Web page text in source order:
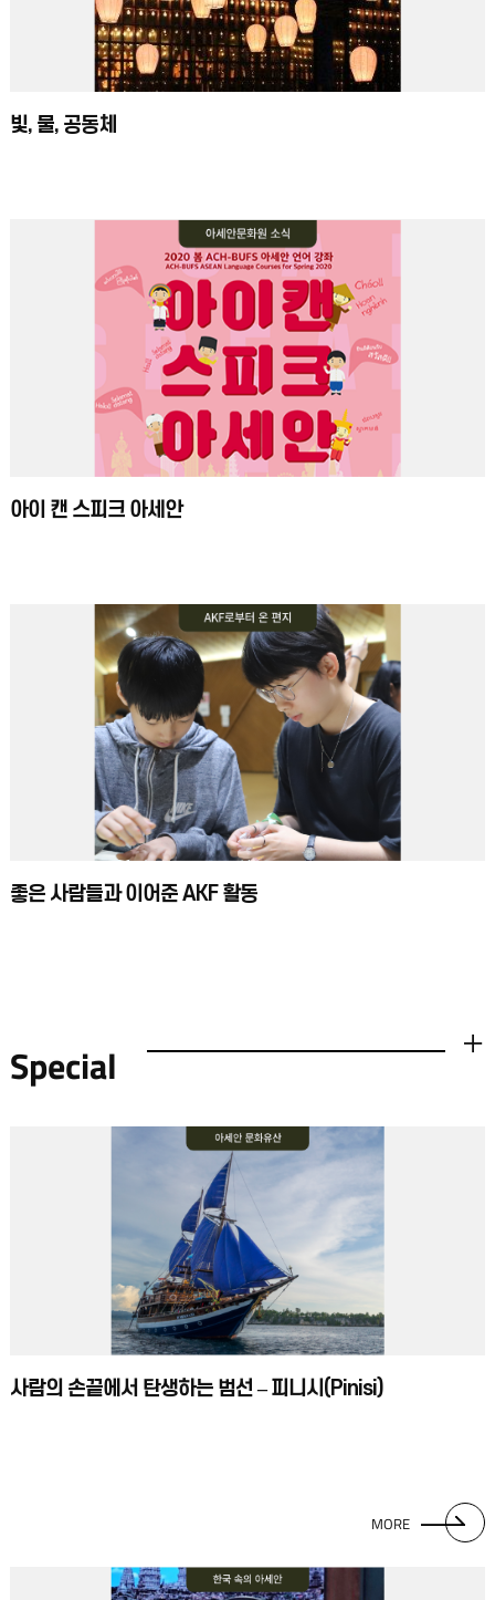
빛, 물, 공동체
아이 캔 스피크 아세안
좋은 사람들과 이어준 AKF 활동
Special
사람의 손끝에서 탄생하는 범선 – 피니시(Pinisi)
MORE
더보기